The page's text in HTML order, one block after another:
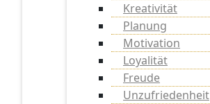
Kreativität
Planung
Motivation
Loyalität
Freude
Unzufriedenheit